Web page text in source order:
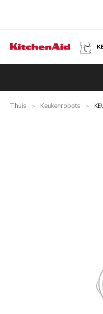
Thuis > Keukenrobots >